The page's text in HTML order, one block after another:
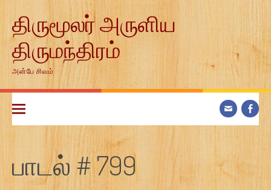
contentதிருமூலர் அருளிய
திருமந்திரம்
அன்பே சிவம்
பாடல் # 799